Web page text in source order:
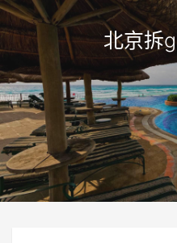
北京拆